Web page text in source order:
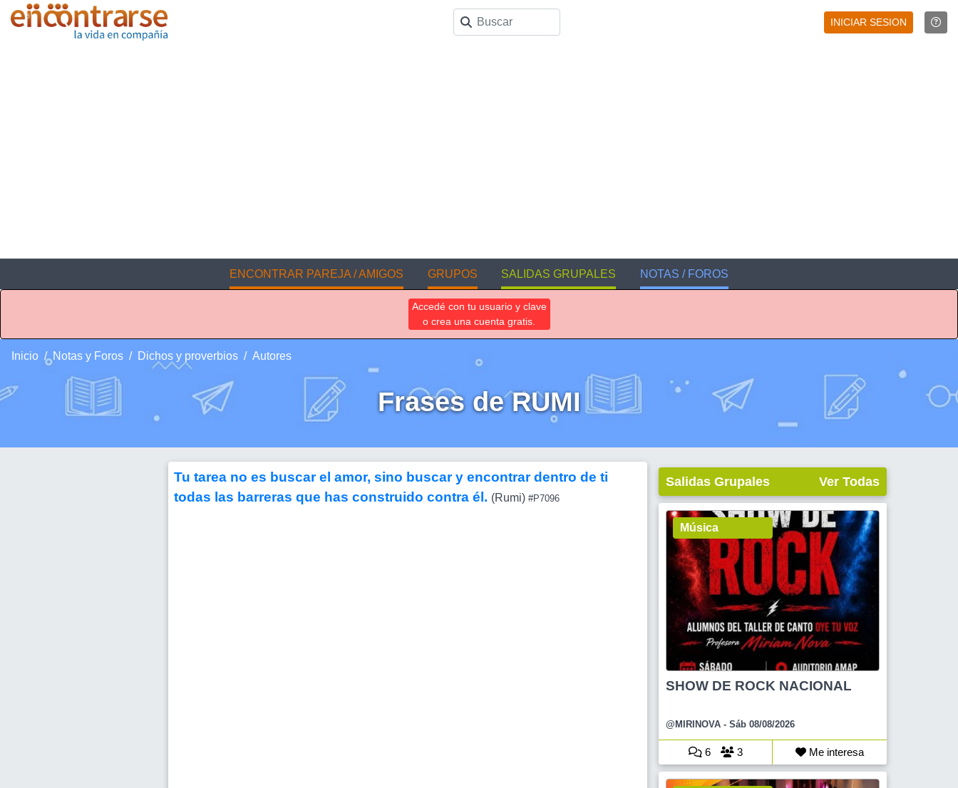
INICIAR SESION
ENCONTRAR PAREJA / AMIGOS GRUPOS SALIDAS GRUPALES NOTAS / FOROS
Accedé con tu usuario y clave
o crea una cuenta gratis.
Inicio Notas y Foros Dichos y proverbios Autores
Frases de RUMI
Tu tarea no es buscar el amor, sino buscar y encontrar dentro de ti
todas las barreras que has construido contra él. (Rumi) #P7096
Salidas Grupales Ver Todas
Música
SHOW DE ROCK NACIONAL
@MIRINOVA - Sáb 08/08/2026
6 3 Me interesa